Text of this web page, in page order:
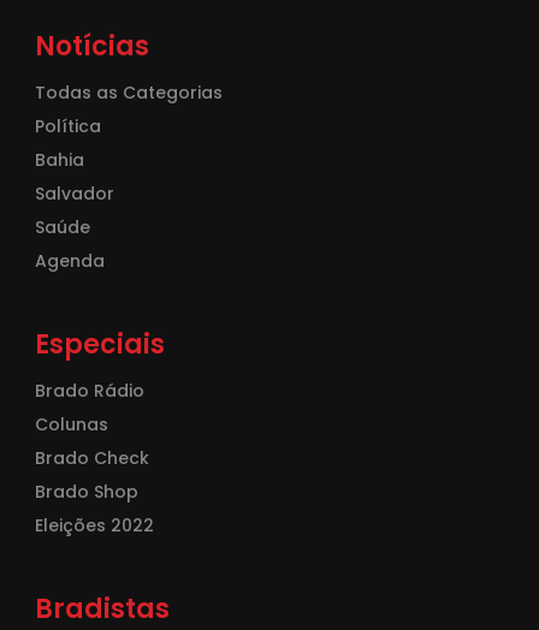
Notícias
Todas as Categorias
Política
Bahia
Salvador
Saúde
Agenda
Especiais
Brado Rádio
Colunas
Brado Check
Brado Shop
Eleições 2022
Bradistas